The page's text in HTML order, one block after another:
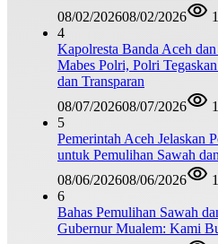
08/02/202608/02/2026
4
Kapolresta Banda Aceh
Mabes Polri, Polri
dan Transparan
08/07/202608/07/2026
5
Pemerintah Aceh Jelaskan
untuk Pemulihan Sawah
08/06/202608/06/2026
6
Bahas Pemulihan Sawah
Gubernur Mualem: Kami